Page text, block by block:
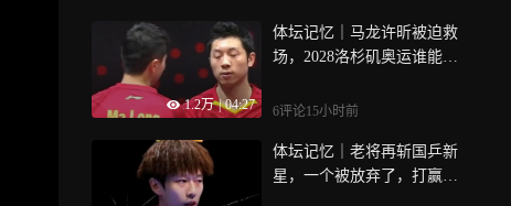
1.2万 | 04:27
体坛记忆｜马龙许昕被迫救
场，2028洛杉矶奥运谁能扛
6评论15小时前
体坛记忆｜老将再斩国乒新
星，一个被放弃了，打赢了